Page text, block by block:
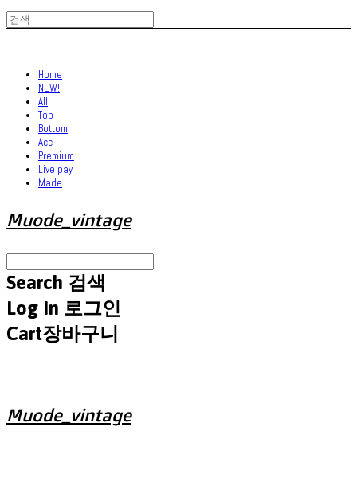
Home
NEW!
All
Top
Bottom
Acc
Premium
Live pay
Made
Muode_vintage
Search 검색
Log In 로그인
Cart장바구니
Muode_vintage